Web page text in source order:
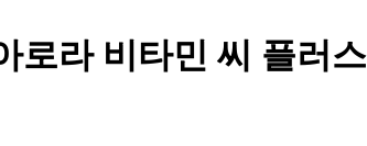
로라 비타민 씨 플러